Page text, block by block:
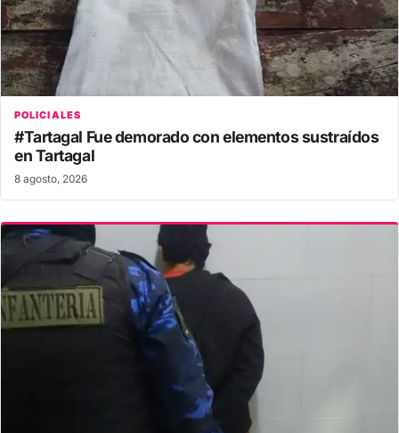
POLICIALES
#Tartagal Fue demorado con elementos sustraídos
en Tartagal
8 agosto, 2026